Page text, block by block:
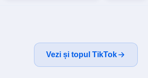
Vezi și topul TikTok